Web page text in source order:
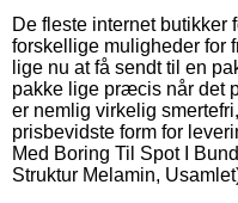
De fleste internet
forskellige muligheder for
lige nu at få sendt til en
pakke lige præcis når det
er nemlig virkelig
prisbevidste form for
Med Boring Til Spot I
Struktur Melamin,